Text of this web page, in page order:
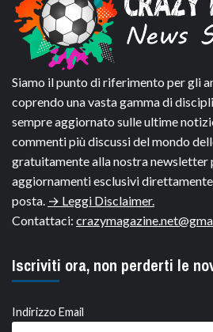
Siamo il punto di riferimento per gli
coprendo una vasta gamma di
sempre aggiornato sulle ultime
commenti più discussi del mondo
gratuitamente alla nostra newsletter
aggiornamenti esclusivi
posta. → Leggi Disclaimer.
Contattaci:
Iscriviti ora, non perderti le
Indirizzo Email